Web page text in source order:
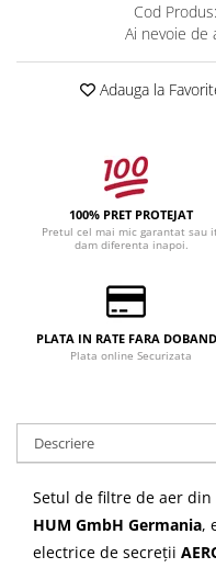
Cod Produs:
Ai nevoie de
Adauga la
100% PRET PROTEJAT
Pretul cel mai mic garantat sau
dam diferenta inapoi.
PLATA IN RATE FARA
Plata online Securizata
Descriere
Setul de filtre de aer
HUM GmbH Germania,
electrice de secreții